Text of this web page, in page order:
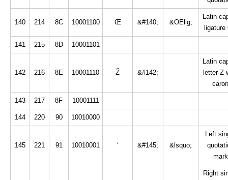
140 214 8C 10001100 Œ &#140; &OElig;
Latin
ligature
141 215 8D 10001101
142 216 8E 10001110 Ž &#142;
Latin
letter Z
caron
143 217 8F 10001111
144 220 90 10010000
145 221 91 10010001 ‘ &#145; &lsquo;
Left
mark
Right